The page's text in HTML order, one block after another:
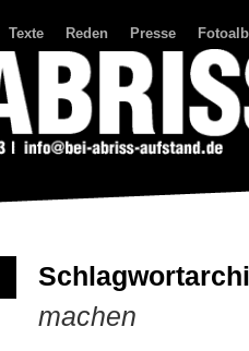
Texte Reden Presse
machen